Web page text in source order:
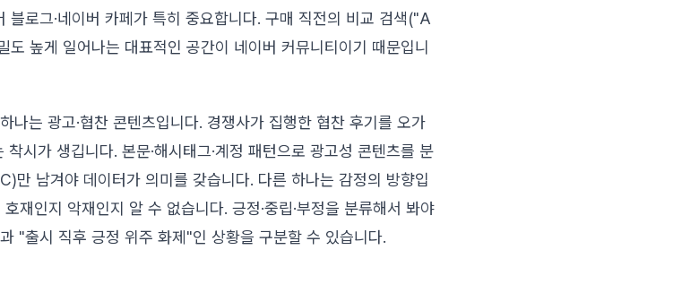
블로그·네이버 카페가 특히 중요합니다. 구매 직전의 비교 검색("A
높게 일어나는 대표적인 공간이 네이버 커뮤니티이기 때문입니
나는 광고·협찬 콘텐츠입니다. 경쟁사가 집행한 협찬 후기를 오가
시가 생깁니다. 본문·해시태그·계정 패턴으로 광고성 콘텐츠를 분
만 남겨야 데이터가 의미를 갖습니다. 다른 하나는 감정의 방향입
재인지 악재인지 알 수 없습니다. 긍정·중립·부정을 분류해서 봐야
"출시 직후 긍정 위주 화제"인 상황을 구분할 수 있습니다.